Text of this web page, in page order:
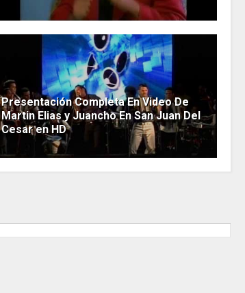
Presentación Completa En Video De
Martin Elias y Juancho En San Juan Del
Cesar en HD